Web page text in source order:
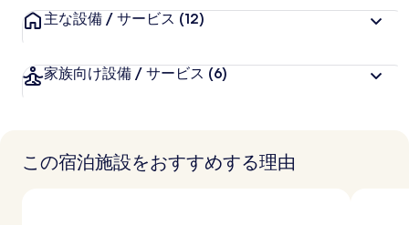
主な設備 / サービス (12)
家族向け設備 / サービス (6)
この宿泊施設をおすすめする理由